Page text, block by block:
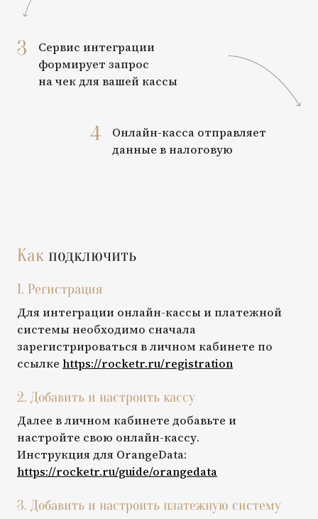
3
Сервис интеграции
формирует запрос
на чек для вашей кассы
4
Онлайн-касса отправляет
данные в налоговую
Как подключить
1. Регистрация
Для интеграции онлайн-кассы и платежной
системы необходимо сначала
зарегистрироваться в личном кабинете по
ссылке https://rocketr.ru/registration
2. Добавить и настроить кассу
Далее в личном кабинете добавьте и
настройте свою онлайн-кассу.
Инструкция для OrangeData:
https://rocketr.ru/guide/orangedata
3. Добавить и настроить платежную систему